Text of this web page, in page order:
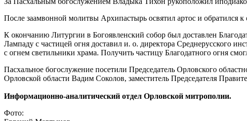
После заамвонной молитвы Архипастырь освятил артос и обратился
К окончанию Литургии в Богоявленский собор был доставлен
Лампаду с частицей огня доставил и. о. директора
с огнем светильники храма. Получить частицу Благодатного огня
Пасхальное богослужение посетили Председатель Орловского
Орловской области Вадим Соколов, заместитель Председателя
Информационно-аналитический отдел Орловской митрополии.
Фото: